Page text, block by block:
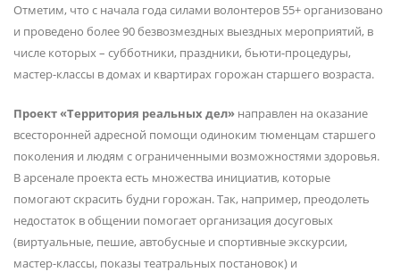
Отметим, что с начала года силами волонтеров 55+ организовано
и проведено более 90 безвозмездных выездных мероприятий, в
числе которых – субботники, праздники, бьюти-процедуры,
мастер-классы в домах и квартирах горожан старшего возраста.
Проект «Территория реальных дел» направлен на оказание
всесторонней адресной помощи одиноким тюменцам старшего
поколения и людям с ограниченными возможностями здоровья.
В арсенале проекта есть множества инициатив, которые
помогают скрасить будни горожан. Так, например, преодолеть
недостаток в общении помогает организация досуговых
(виртуальные, пешие, автобусные и спортивные экскурсии,
мастер-классы, показы театральных постановок) и